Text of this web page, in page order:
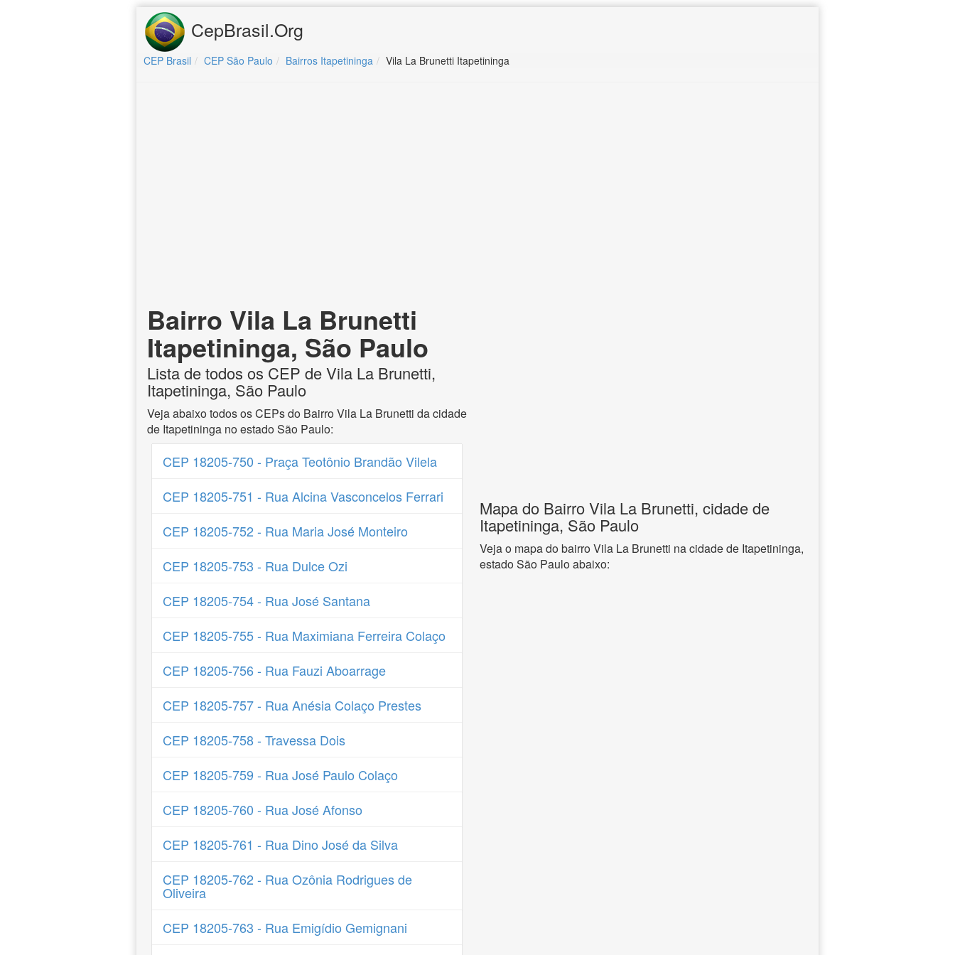
CepBrasil.Org
CEP Brasil CEP São Paulo Bairros Itapetininga Vila La Brunetti Itapetininga
Bairro Vila La Brunetti
Itapetininga, São Paulo
Lista de todos os CEP de Vila La Brunetti,
Itapetininga, São Paulo
Veja abaixo todos os CEPs do Bairro Vila La Brunetti da cidade
de Itapetininga no estado São Paulo:
CEP 18205-750 - Praça Teotônio Brandão Vilela
CEP 18205-751 - Rua Alcina Vasconcelos Ferrari
CEP 18205-752 - Rua Maria José Monteiro
CEP 18205-753 - Rua Dulce Ozi
CEP 18205-754 - Rua José Santana
CEP 18205-755 - Rua Maximiana Ferreira Colaço
CEP 18205-756 - Rua Fauzi Aboarrage
CEP 18205-757 - Rua Anésia Colaço Prestes
CEP 18205-758 - Travessa Dois
CEP 18205-759 - Rua José Paulo Colaço
CEP 18205-760 - Rua José Afonso
CEP 18205-761 - Rua Dino José da Silva
CEP 18205-762 - Rua Ozônia Rodrigues de
Oliveira
CEP 18205-763 - Rua Emigídio Gemignani
Mapa do Bairro Vila La Brunetti, cidade de
Itapetininga, São Paulo
Veja o mapa do bairro Vila La Brunetti na cidade de Itapetininga,
estado São Paulo abaixo: